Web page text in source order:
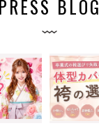
PRESS BLOG